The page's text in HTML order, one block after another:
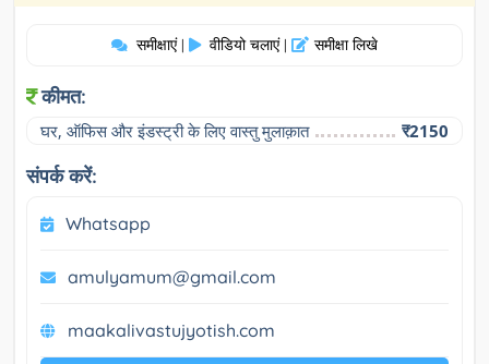
समीक्षाएं | वीडियो चलाएं | समीक्षा लिखे
कीमत:
घर, ऑफिस और इंडस्ट्री के लिए वास्तु मुलाक़ात ₹2150
संपर्क करें:
Whatsapp
amulyamum@gmail.com
maakalivastujyotish.com